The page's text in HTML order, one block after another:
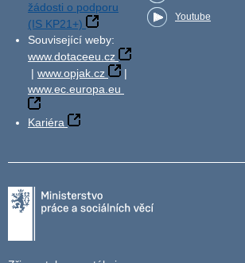
žádosti o podporu
(IS KP21+)
Související weby:
www.dotaceeu.cz
| www.opjak.cz
|
www.ec.europa.eu
Kariéra
Youtube